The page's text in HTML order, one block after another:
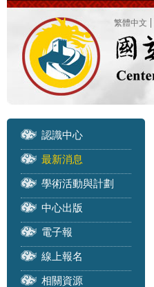
繁體中文
認識中心
最新消息
學術活動與計劃
中心出版
電子報
線上報名
相關資源